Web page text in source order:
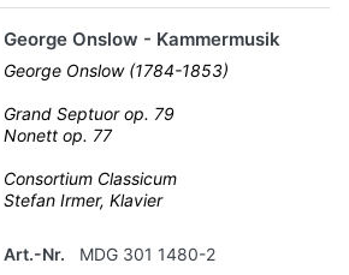
George Onslow - Kammermusik
George Onslow (1784-1853)
Grand Septuor op. 79
Nonett op. 77
Consortium Classicum
Stefan Irmer, Klavier
Art.-Nr. MDG 301 1480-2